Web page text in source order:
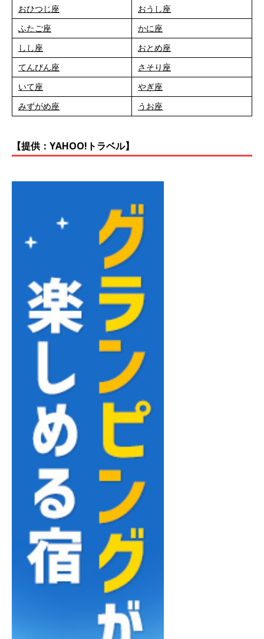
おひつじ座
おうし座
ふたご座
かに座
しし座
おとめ座
てんびん座
さそり座
いて座
やぎ座
みずがめ座
うお座
【提供：YAHOO!トラベル】